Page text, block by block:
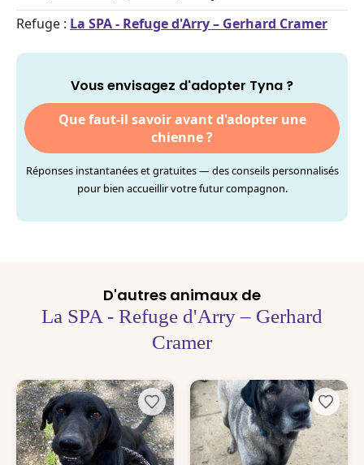
Refuge : La SPA - Refuge d'Arry – Gerhard Cramer
Vous envisagez d'adopter Tyna ?
Que faut-il savoir avant d'adopter une
chienne ?
Réponses instantanées et gratuites — des conseils personnalisés
pour bien accueillir votre futur compagnon.
D'autres animaux de
La SPA - Refuge d'Arry – Gerhard
Cramer